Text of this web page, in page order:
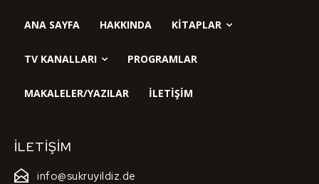
ANA SAYFA HAKKINDA KITAPLAR
TV KANALLARI PROGRAMLAR
MAKALELER/YAZILAR İLETIŞIM
İLETIŞIM
info@sukruyildiz.de